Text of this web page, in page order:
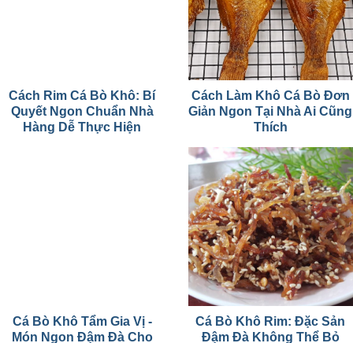
Cách Rim Cá Bò Khô: Bí
Quyết Ngon Chuẩn Nhà
Hàng Dễ Thực Hiện
Cách Làm Khô Cá Bò Đơn
Giản Ngon Tại Nhà Ai Cũng
Thích
Cá Bò Khô Tẩm Gia Vị -
Món Ngon Đậm Đà Cho
Cá Bò Khô Rim: Đặc Sản
Đậm Đà Không Thể Bỏ